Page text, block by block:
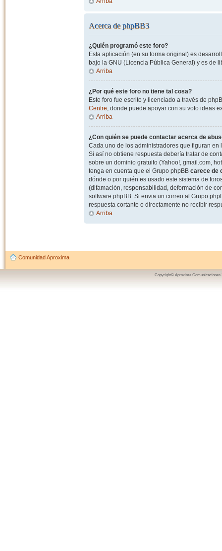
Acerca de phpBB3
¿Quién programó este foro?
Esta aplicación (en su forma original) es
bajo la GNU (Licencia Pública General) y es de
Arriba
¿Por qué este foro no tiene tal cosa?
Este foro fue escrito y licenciado a través de
Centre, donde puede apoyar con su voto ideas
Arriba
¿Con quién se puede contactar acerca de
Cada uno de los administradores que figuran
Si así no obtiene respuesta debería tratar de
sobre un dominio gratuito (Yahoo!, gmail.com,
tenga en cuenta que el Grupo phpBB carece de
dónde o por quién es usado este sistema de
(difamación, responsabilidad, deformación de
software phpBB. Si envia un correo al Grupo
respuesta cortante o directamente no recibir
Arriba
Comunidad Aproxima
Copyright© Aproxima Comunicaciones